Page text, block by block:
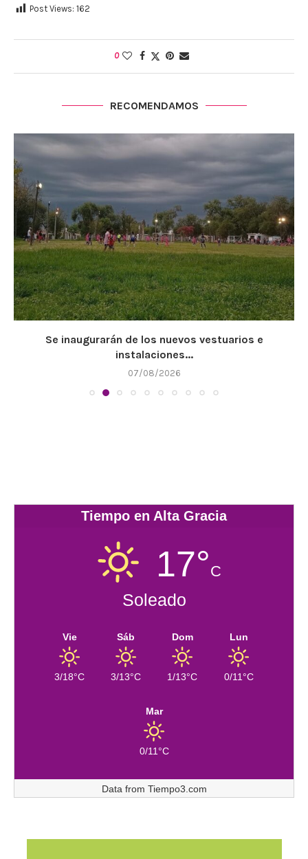
Post Views: 162
0
RECOMENDAMOS
Se inaugurarán de los nuevos vestuarios e
instalaciones...
07/08/2026
Tiempo en Alta Gracia
17°C
Soleado
Vie
3/18°C
Sáb
3/13°C
Dom
1/13°C
Lun
0/11°C
Mar
0/11°C
Data from Tiempo3.com